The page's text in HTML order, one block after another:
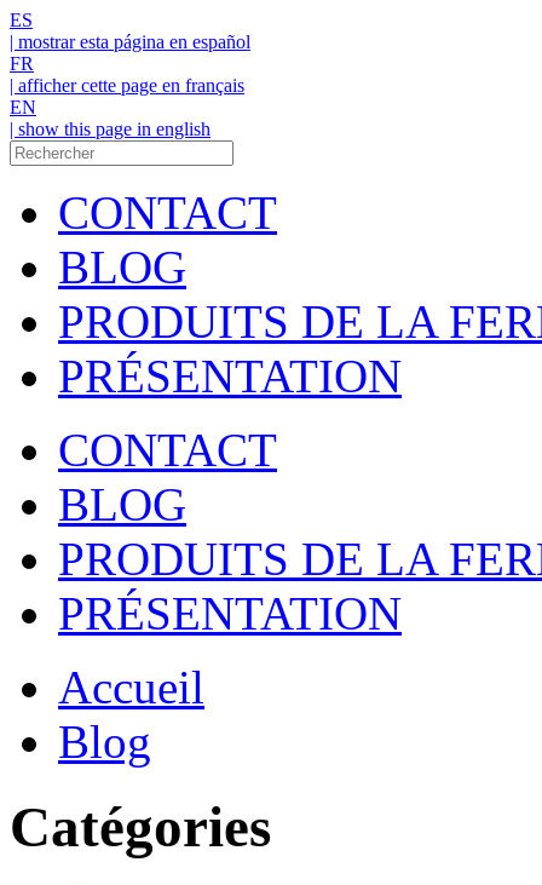
ES
| mostrar esta página en español
FR
| afficher cette page en français
EN
| show this page in english
CONTACT
BLOG
PRODUITS DE LA
PRÉSENTATION
CONTACT
BLOG
PRODUITS DE LA
PRÉSENTATION
Accueil
Blog
Catégories